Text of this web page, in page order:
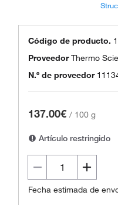
Código de producto.
ProveedorThermo
N.º de proveedor
137.00€ / 100 g
Artículo restringido
Fecha estimada de